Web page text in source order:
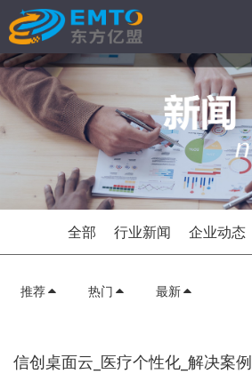
全部 行业新闻 企业动态
推荐 热门 最新
信创桌面云_医疗个性化_解决案例